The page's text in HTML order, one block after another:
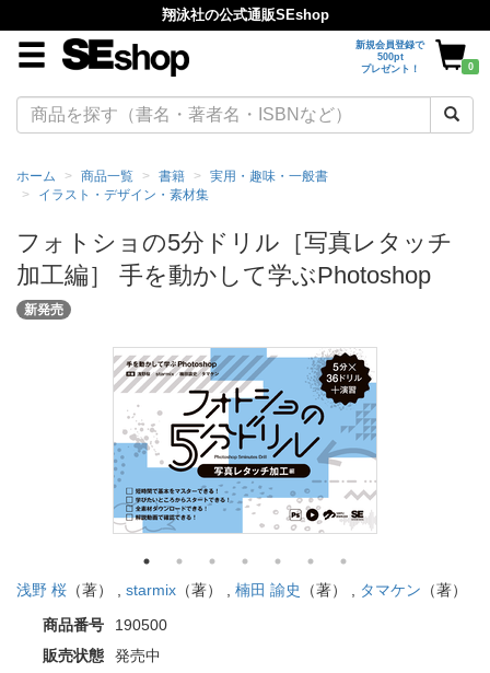
翔泳社の公式通販SEshop
新規会員登録で
500pt
プレゼント！
0
ホーム 商品一覧 書籍
実用・趣味・一般書
イラスト・デザイン・素材集
フォトショの5分ドリル［写真レタッチ
加工編］ 手を動かして学ぶPhotoshop
新発売
浅野 桜 （著） , starmix （著） , 楠田 諭史 （著） , タマケン （著）
商品番号
190500
販売状態
発売中